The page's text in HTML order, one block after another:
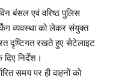
बंसल एवं वरिष्ठ पुलिस
व्यवस्था को लेकर संयुक्त
दृष्टिगत रखते हुए सेटेलाइट
दिए निर्देश।
समय पर ही वाहनों को